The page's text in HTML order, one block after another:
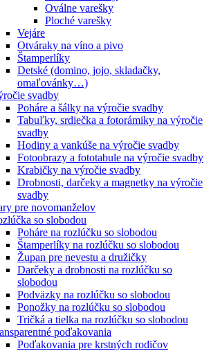
Oválne varešky
Ploché varešky
Vejáre
Otváraky na víno a pivo
Štamperlíky
Detské (domino, jojo, skladačky,
omaľovánky…)
svadby
Poháre a šálky na výročie svadby
Tabuľky, srdiečka a fotorámiky na výročie
svadby
Hodiny a vankúše na výročie svadby
Fotoobrazy a fototabule na výročie svadby
Krabičky na výročie svadby
Drobnosti, darčeky a magnetky na výročie
svadby
pre novomanželov
so slobodou
Poháre na rozlúčku so slobodou
Štamperlíky na rozlúčku so slobodou
Župan pre nevestu a družičky
Darčeky a drobnosti na rozlúčku so
slobodou
Podväzky na rozlúčku so slobodou
Ponožky na rozlúčku so slobodou
Tričká a tielka na rozlúčku so slobodou
poďakovania
Poďakovania pre krstných rodičov